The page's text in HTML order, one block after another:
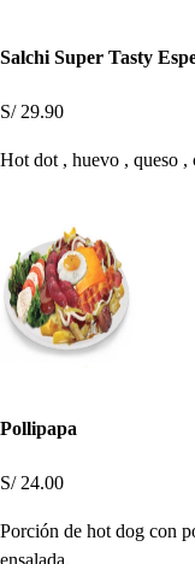
Salchi Super Tasty
S/ 29.90
Hot dot , huevo , queso ,
Pollipapa
S/ 24.00
Porción de hot dog con